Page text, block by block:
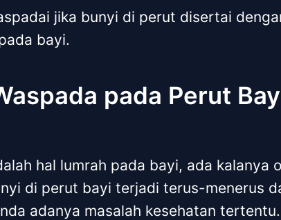
jika bunyi di perut disertai
bayi.
pada Perut
hal lumrah pada bayi, ada kalanya
di perut bayi terjadi terus-menerus
adanya masalah kesehatan tertentu.